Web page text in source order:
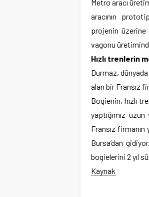
Metro aracı
aracının
projenin üzerine
vagonu
Hızlı trenlerin
Durmaz,
alan bir Fransız
Bogienin, hızlı
yaptığımız
Fransız firmanın
Bursa’dan
bogielerini 2 yıl
Kaynak